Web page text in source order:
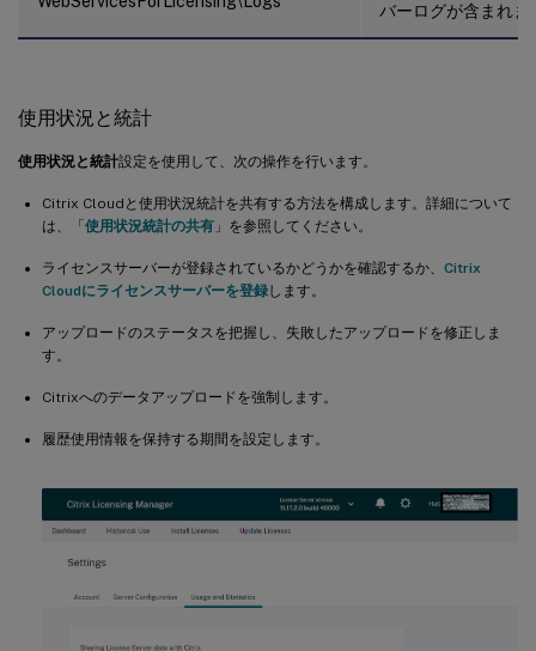
バーログが含まれま
使用状況と統計
使用状況と統計設定を使用して、次の操作を行います。
Citrix Cloudと使用状況統計を共有する方法を構成します。詳細について
は、「 使用状況統計の共有 」を参照してください。
ライセンスサーバーが登録されているかどうかを確認するか、 Citrix
Cloudにライセンスサーバーを登録します。
アップロードのステータスを把握し、失敗したアップロードを修正しま
す。
Citrixへのデータアップロードを強制します。
履歴使用情報を保持する期間を設定します。